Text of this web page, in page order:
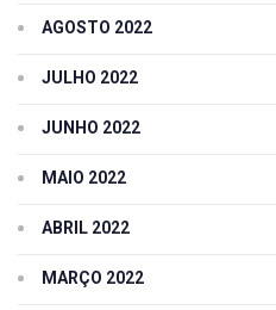
AGOSTO 2022
JULHO 2022
JUNHO 2022
MAIO 2022
ABRIL 2022
MARÇO 2022